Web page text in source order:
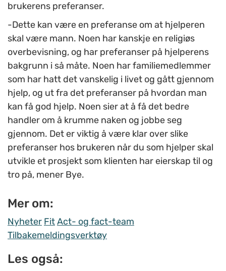
brukerens preferanser.
-Dette kan være en preferanse om at hjelperen
skal være mann. Noen har kanskje en religiøs
overbevisning, og har preferanser på hjelperens
bakgrunn i så måte. Noen har familiemedlemmer
som har hatt det vanskelig i livet og gått gjennom
hjelp, og ut fra det preferanser på hvordan man
kan få god hjelp. Noen sier at å få det bedre
handler om å krumme naken og jobbe seg
gjennom. Det er viktig å være klar over slike
preferanser hos brukeren når du som hjelper skal
utvikle et prosjekt som klienten har eierskap til og
tro på, mener Bye.
Mer om:
Nyheter FitAct- og fact-team
Tilbakemeldingsverktøy
Les også: